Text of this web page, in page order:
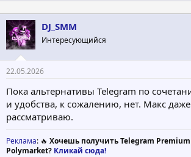
DJ_SMM
Интересующийся
22.05.2026
Пока альтернативы Telegram по
и удобства, к сожалению, нет. Макс
рассматриваю.
Реклама: 🔥 Хочешь получить Telegram Premium
Polymarket? Кликай сюда!